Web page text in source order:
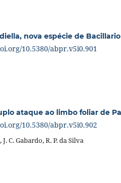
nova espécie de
10.5380/abpr.v5i0.901
ataque ao limbo foliar de
10.5380/abpr.v5i0.902
C. Gabardo, R. P. da Silva